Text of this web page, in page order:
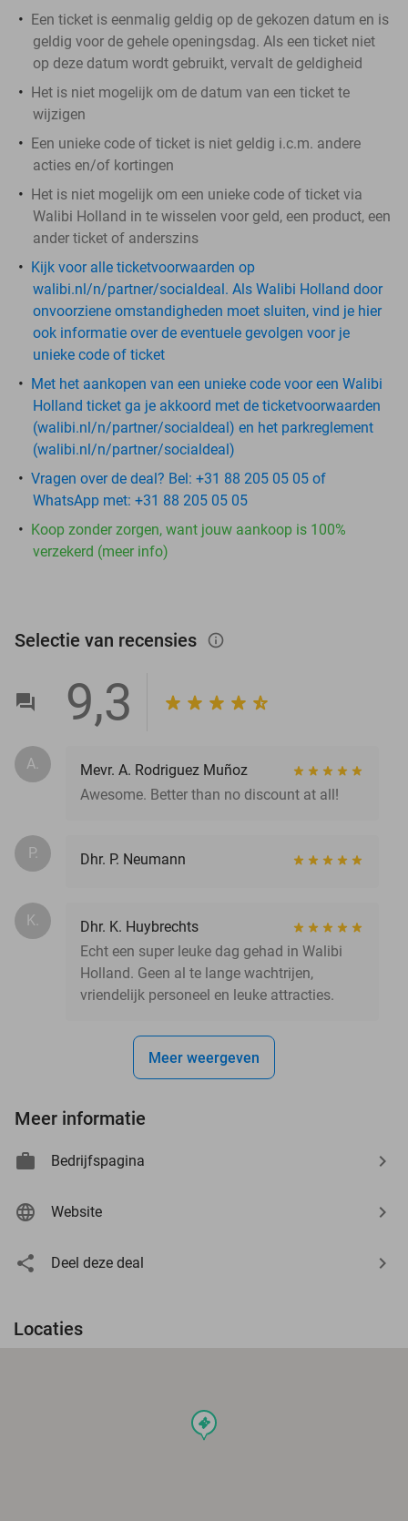
Een ticket is eenmalig geldig op de gekozen datum en is
geldig voor de gehele openingsdag. Als een ticket niet
op deze datum wordt gebruikt, vervalt de geldigheid
Het is niet mogelijk om de datum van een ticket te
wijzigen
Een unieke code of ticket is niet geldig i.c.m. andere
acties en/of kortingen
Het is niet mogelijk om een unieke code of ticket via
Walibi Holland in te wisselen voor geld, een product, een
ander ticket of anderszins
Kijk voor alle ticketvoorwaarden op
walibi.nl/n/partner/socialdeal. Als Walibi Holland door
onvoorziene omstandigheden moet sluiten, vind je hier
ook informatie over de eventuele gevolgen voor je
unieke code of ticket
Met het aankopen van een unieke code voor een Walibi
Holland ticket ga je akkoord met de ticketvoorwaarden
(walibi.nl/n/partner/socialdeal) en het parkreglement
(walibi.nl/n/partner/socialdeal)
Vragen over de deal? Bel: +31 88 205 05 05 of
WhatsApp met: +31 88 205 05 05
Koop zonder zorgen, want jouw aankoop is 100%
verzekerd (meer info)
Selectie van recensies info_outlined
9,3
A.
Mevr. A. Rodriguez Muñoz
Awesome. Better than no discount at all!
P. Dhr. P. Neumann
K.
Dhr. K. Huybrechts
Echt een super leuke dag gehad in Walibi
Holland. Geen al te lange wachtrijen,
vriendelijk personeel en leuke attracties.
Meer weergeven
Meer informatie
Bedrijfspagina
Website
Deel deze deal
Locaties
events